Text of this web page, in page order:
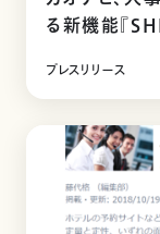
る新機能『
プレスリリース